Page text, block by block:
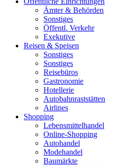
Ämter & Behörden
Sonstiges
Öffentl. Verkehr
Exekutive
Reisen & Speisen
Sonstiges
Sonstiges
Reisebüros
Gastronomie
Hotellerie
Autobahnraststätten
Airlines
Shopping
Lebensmittelhandel
Online-Shopping
Autohandel
Modehandel
Baumärkte